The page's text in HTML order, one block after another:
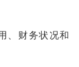
、财务状况和